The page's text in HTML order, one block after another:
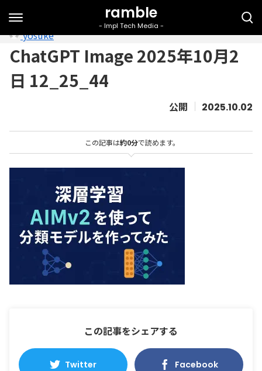
yosuke
ChatGPT Image 2025年10月2
日 12_25_44
2025.10.02
この記事は約0分で読めます。
この記事をシェアする
Twitter Facebook